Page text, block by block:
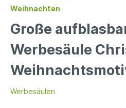
Weihnachten
Große
Werbesäule
Werbesäulen